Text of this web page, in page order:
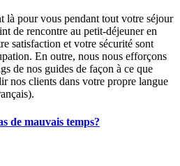
là pour vous pendant tout votre séjour
de rencontre au petit-déjeuner en
satisfaction et votre sécurité sont
En outre, nous nous efforçons
de nos guides de façon à ce que
nos clients dans votre propre langue
de mauvais temps?